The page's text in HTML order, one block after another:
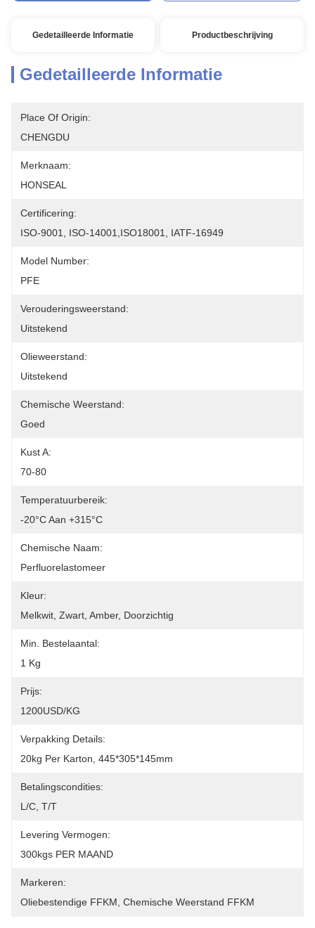
Gedetailleerde Informatie Productbeschrijving
Gedetailleerde Informatie
Place Of Origin:
CHENGDU
Merknaam:
HONSEAL
Certificering:
ISO-9001, ISO-14001,ISO18001, IATF-16949
Model Number:
PFE
Verouderingsweerstand:
Uitstekend
Olieweerstand:
Uitstekend
Chemische Weerstand:
Goed
Kust A:
70-80
Temperatuurbereik:
-20°C Aan +315°C
Chemische Naam:
Perfluorelastomeer
Kleur:
Melkwit, Zwart, Amber, Doorzichtig
Min. Bestelaantal:
1 Kg
Prijs:
1200USD/KG
Verpakking Details:
20kg Per Karton, 445*305*145mm
Betalingscondities:
L/C, T/T
Levering Vermogen:
300kgs PER MAAND
Markeren:
Oliebestendige FFKM Chemische Weerstand FFKM